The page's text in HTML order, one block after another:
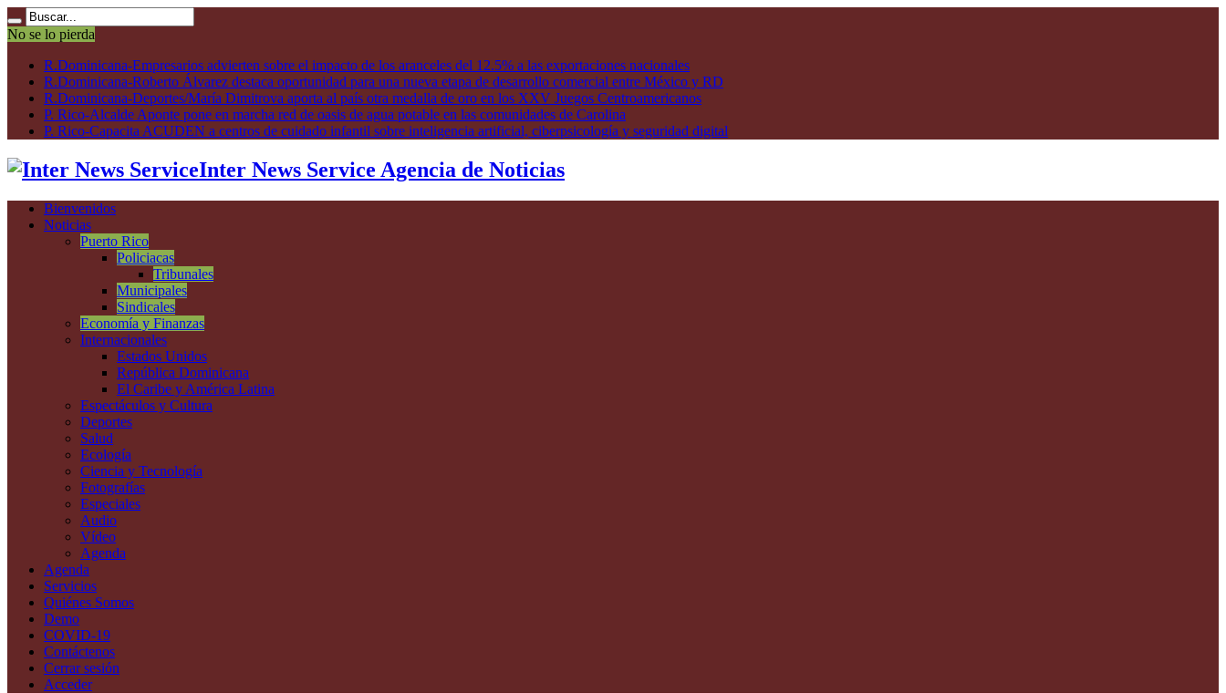
No se lo pierda
R.Dominicana-Empresarios advierten sobre el impacto de los aranceles del 12.5% a las exportaciones nacionales
R.Dominicana-Roberto Álvarez destaca oportunidad para una nueva etapa de desarrollo comercial entre México y RD
R.Dominicana-Deportes/María Dimitrova aporta al país otra medalla de oro en los XXV Juegos Centroamericanos
P. Rico-Alcalde Aponte pone en marcha red de oasis de agua potable en las comunidades de Carolina
P. Rico-Capacita ACUDEN a centros de cuidado infantil sobre inteligencia artificial, ciberpsicología y seguridad digital
Inter News Service Agencia de Noticias
Bienvenidos
Noticias
Puerto Rico
Policiacas
Tribunales
Municipales
Sindicales
Economía y Finanzas
Internacionales
Estados Unidos
República Dominicana
El Caribe y América Latina
Espectáculos y Cultura
Deportes
Salud
Ecología
Ciencia y Tecnología
Fotografías
Especiales
Audio
Vídeo
Agenda
Agenda
Servicios
Quiénes Somos
Demo
COVID-19
Contáctenos
Cerrar sesión
Acceder